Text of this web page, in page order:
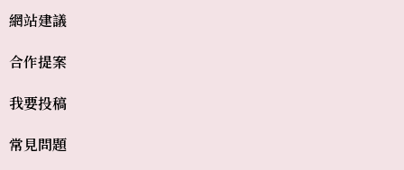
網站建議
合作提案
我要投稿
常見問題